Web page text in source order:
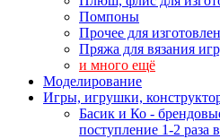
Помпоны
Прочее для
Пряжа для вязания
и много ещё
Моделирование
Игры, игрушки,
Басик и Ко -
поступление 1-2 раза